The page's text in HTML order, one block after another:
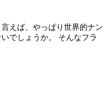
えば、やっぱり世界的ナン
でしょうか。 そんなフラ